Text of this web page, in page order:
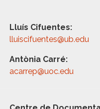
Lluís Cifuentes:
lluiscifuentes@ub.edu
Antònia Carré:
acarrep@uoc.edu